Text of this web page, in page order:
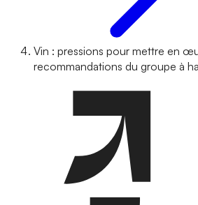
Vin : pressions pour mettre en
recommandations du groupe à